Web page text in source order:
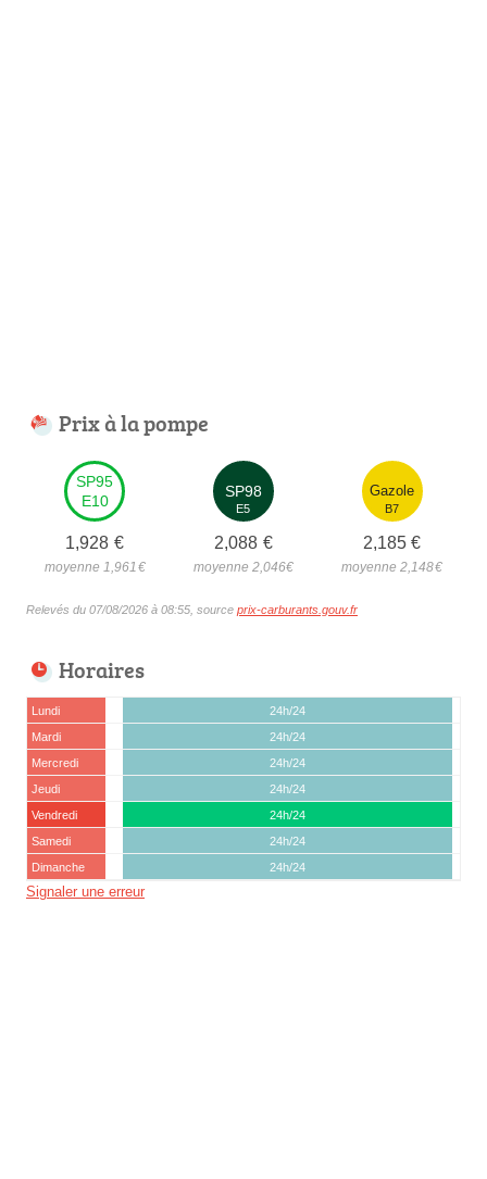
Prix à la pompe
SP95
E10
1,928 €
moyenne 1,961 €
SP98
E5
2,088 €
moyenne 2,046€
Gazole
B7
2,185 €
moyenne 2,148€
Relevés du 07/08/2026 à 08:55, source prix-carburants.gouv.fr
Horaires
Lundi
24h/24
Mardi
24h/24
Mercredi
24h/24
Jeudi
24h/24
Vendredi
24h/24
Samedi
24h/24
Dimanche
24h/24
Signaler une erreur